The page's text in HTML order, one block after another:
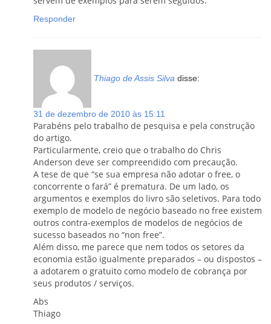
Responder
Thiago de Assis Silva disse:
31 de dezembro de 2010 às 15:11
Parabéns pelo trabalho de pesquisa e pela construção
do artigo.
Particularmente, creio que o trabalho do Chris
Anderson deve ser compreendido com precaução.
A tese de que “se sua empresa não adotar o free, o
concorrente o fará” é prematura. De um lado, os
argumentos e exemplos do livro são seletivos. Para todo
exemplo de modelo de negócio baseado no free existem
outros contra-exemplos de modelos de negócios de
sucesso baseados no “non free”.
Além disso, me parece que nem todos os setores da
economia estão igualmente preparados – ou dispostos –
a adotarem o gratuito como modelo de cobrança por
seus produtos / serviços.
Abs
Thiago